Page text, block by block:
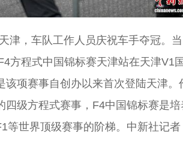
津，车队工作人员庆祝车手夺冠。
方程式中国锦标赛天津站在天津V1
该项赛事自创办以来首次登陆天津。
四级方程式赛事，F4中国锦标赛是
等世界顶级赛事的阶梯。中新社记